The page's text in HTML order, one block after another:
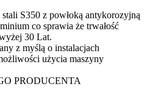
S350 z powłoką antykorozyjną
co sprawia że trwałość
30 Lat.
z myślą o instalacjach
użycia maszyny
PRODUCENTA